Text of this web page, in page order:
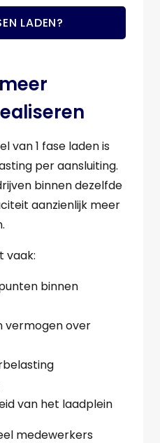
LADEN?
van 1 fase laden is
per aansluiting.
binnen dezelfde
aanzienlijk meer
vaak:
binnen
vermogen over
van het laadplein
medewerkers